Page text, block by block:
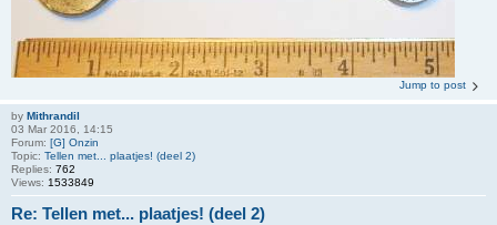
Jump to post
by Mithrandil
03 Mar 2016, 14:15
Forum: [G] Onzin
Topic: Tellen met... plaatjes! (deel 2)
Replies: 762
Views: 1533849
Re: Tellen met... plaatjes! (deel 2)